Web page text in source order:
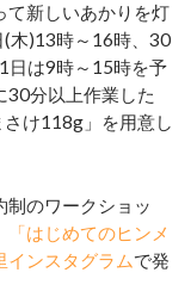
て新しいあかりを灯
(木)13時～16時、30
日は9時～15時を予
30分以上作業した
け118g」を用意し
のワークショッ
「はじめてのヒンメ
インスタグラムで発